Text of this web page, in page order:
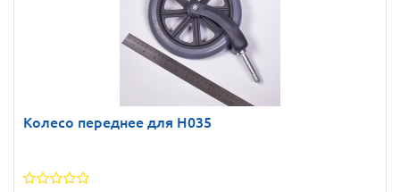
Колесо переднее для H035